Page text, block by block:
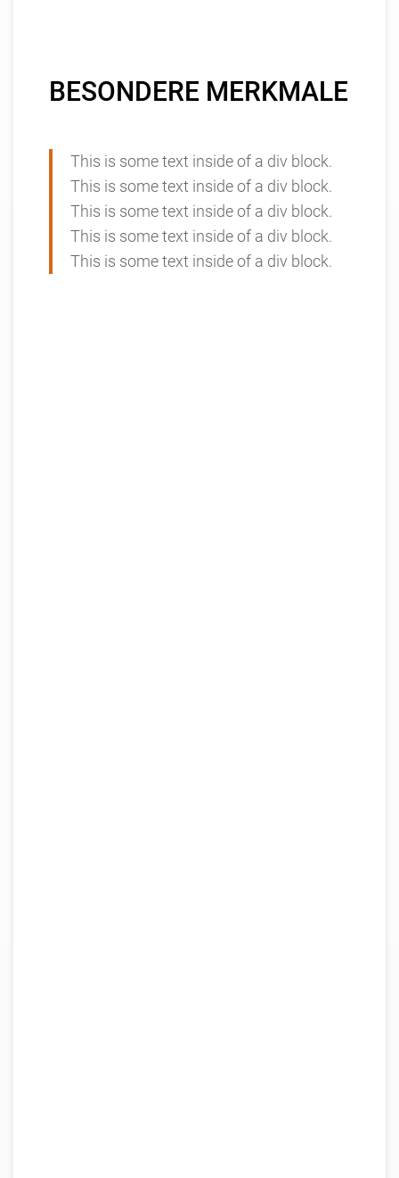
BESONDERE MERKMALE
This is some text inside of a div block.
This is some text inside of a div block.
This is some text inside of a div block.
This is some text inside of a div block.
This is some text inside of a div block.